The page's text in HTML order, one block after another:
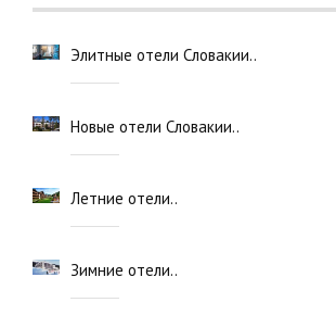
Элитные отели Словакии..
Новые отели Словакии..
Летние отели..
Зимние отели..